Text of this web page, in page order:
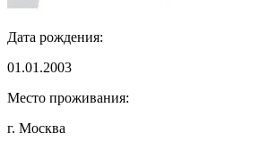
Дата рождения:
01.01.2003
Место проживания:
г. Москва